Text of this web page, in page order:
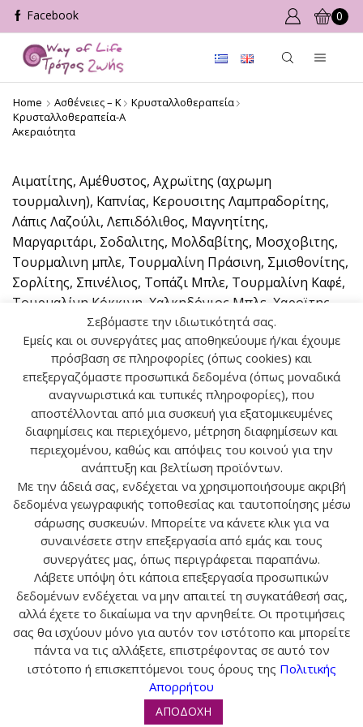
0
Home Ασθένειες – Κ
Κρυσταλλοθεραπεία
Κρυσταλλοθεραπεία-Α
Ακεραιότητα
Αιματίτης, Αμέθυστος, Αχρωϊτης (αχρωμη
τουρμαλινη), Καπνίας, Κερουσιτης Λαμπραδορίτης,
Λάπις Λαζούλι, Λεπιδόλιθος, Μαγνητίτης,
Μαργαριτάρι, Σοδαλιτης, Μολδαβίτης, Μοσχοβιτης,
Τουρμαλινη μπλε, Τουρμαλίνη Πράσινη, Σμισθονίτης,
Σορλίτης, Σπινέλιος, Τοπάζι Μπλε, Τουρμαλίνη Καφέ,
Τουρμαλίνη Κόκκινη, Χαλκηδόνιος Μπλε, Χαροϊτης,
Χρυσοβήρυλλος, Χρυσοπράσιος.
Αναζήτηση
Ο ΛΟΓΑΡΙΑΣΜΟΣ ΜΟΥ
ΕΠΙΚΟΙΝΩΝΙΑ
ΠΛΗΡΟΦΟΡΙΕΣ
Σεβόμαστε την ιδιωτικότητά σας.
Εμείς και οι συνεργάτες μας αποθηκεύουμε ή/και έχουμε
πρόσβαση σε πληροφορίες (όπως cookies) και
επεξεργαζόμαστε προσωπικά δεδομένα (όπως μοναδικά
αναγνωριστικά και τυπικές πληροφορίες), που
αποστέλλονται από μια συσκευή για εξατομικευμένες
διαφημίσεις και περιεχόμενο, μέτρηση διαφημίσεων και
περιεχομένου, καθώς και απόψεις του κοινού για την
ανάπτυξη και βελτίωση προϊόντων.
Με την άδειά σας, ενδέχεται να χρησιμοποιήσουμε ακριβή
δεδομένα γεωγραφικής τοποθεσίας και ταυτοποίησης μέσω
σάρωσης συσκευών. Μπορείτε να κάνετε κλικ για να
συναινέσετε στην επεξεργασία από εμάς και τους
συνεργάτες μας, όπως περιγράφεται παραπάνω.
Λάβετε υπόψη ότι κάποια επεξεργασία προσωπικών
δεδομένων ενδέχεται να μην απαιτεί τη συγκατάθεσή σας,
αλλά έχετε το δικαίωμα να την αρνηθείτε. Οι προτιμήσεις
σας θα ισχύουν μόνο για αυτόν τον ιστότοπο και μπορείτε
πάντα να τις αλλάξετε, επιστρέφοντας σε αυτό τον
ιστότοπο ή επισκεπτόμενοι τους όρους της Πολιτικής
Απορρήτου
ΑΠΟΔΟΧΗ